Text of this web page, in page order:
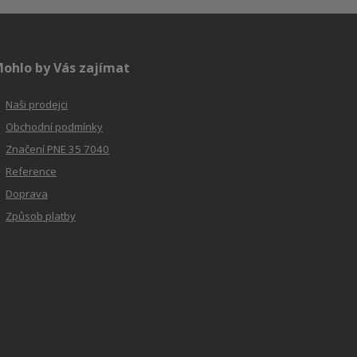
by Vás zajímat
Naši prodejci
Obchodní podmínky
Značení PNE 35 7040
Reference
Doprava
Způsob platby